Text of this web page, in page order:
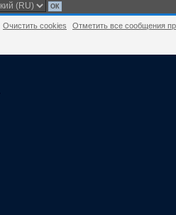
Очистить cookies Отметить все сообщения